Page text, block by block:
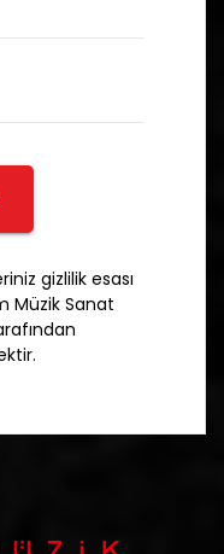
gizlilik esası
Müzik Sanat